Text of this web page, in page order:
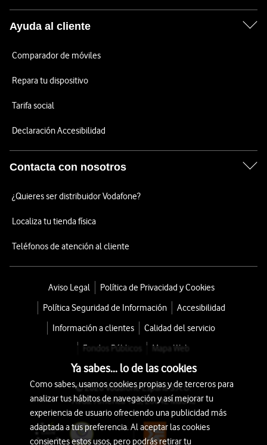
Ayuda al cliente
Comparador de móviles
Repara tu dispositivo
Tarifa social
Declaración Accesibilidad
Contacta con nosotros
¿Quieres ser distribuidor Vodafone?
Localiza tu tienda física
Teléfonos de atención al cliente
Aviso Legal
Política de Privacidad y Cookies
Política Seguridad de Información
Accesibilidad
Información a clientes
Calidad del servicio
Fondos Públicos
Mapa Web
© 2026 Vodafone España S.A.U.
Avda. América 115, 28042 Madrid
Ya sabes... lo de las cookies
Como sabes, usamos cookies propias y de terceros para
analizar tus hábitos de navegación y así mejorar tu
experiencia de usuario ofreciendo una publicidad más
adaptada a tus preferencia. Al aceptar las cookies
consientes estos usos, pero podrás retirar tu